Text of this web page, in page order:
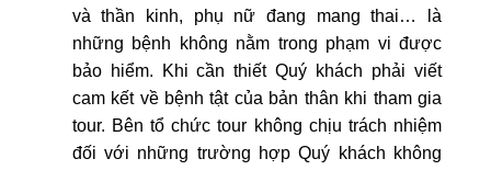
và thần kinh, phụ nữ đang mang thai… là
những bệnh không nằm trong phạm vi được
bảo hiểm. Khi cần thiết Quý khách phải viết
cam kết về bệnh tật của bản thân khi tham gia
tour. Bên tổ chức tour không chịu trách nhiệm
đối với những trường hợp Quý khách không